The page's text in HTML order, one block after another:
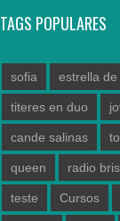
TAGS POPULARES
sofia estrella
titeres en duo
cande salinas
queen radio
teste Cursos